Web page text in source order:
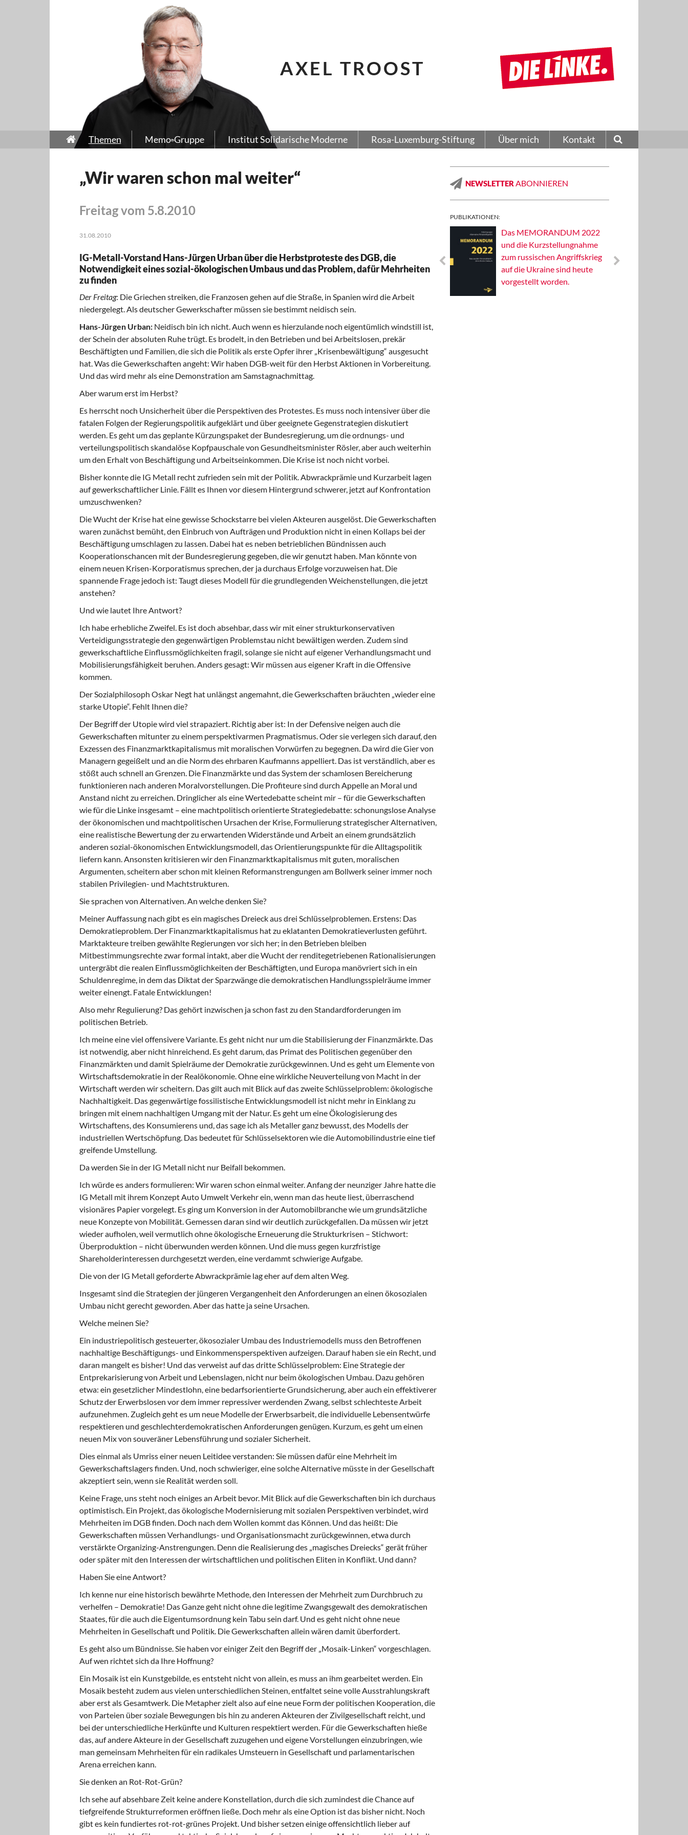
AXEL TROOST
Themen Memo-Gruppe Institut Solidarische Moderne Rosa-Luxemburg-Stiftung Über mich Kontakt
„Wir waren schon mal weiter“
Freitag vom 5.8.2010
31.08.2010
IG-Metall-Vorstand Hans-Jürgen Urban über die Herbstproteste des DGB, die
Notwendigkeit eines sozial-ökologischen Umbaus und das Problem, dafür Mehrheiten
zu finden
Der Freitag: Die Griechen streiken, die Franzosen gehen auf die Straße, in Spanien wird die Arbeit
niedergelegt. Als deutscher Gewerkschafter müssen sie bestimmt neidisch sein.
Hans-Jürgen Urban:Neidisch bin ich nicht. Auch wenn es hierzulande noch eigentümlich windstill ist,
der Schein der absoluten Ruhe trügt. Es brodelt, in den Betrieben und bei Arbeitslosen, prekär
Beschäftigten und Familien, die sich die Politik als erste Opfer ihrer „Krisenbewältigung“ ausgesucht
hat. Was die Gewerkschaften angeht: Wir haben DGB-weit für den Herbst Aktionen in Vorbereitung.
Und das wird mehr als eine Demonstration am Samstagnachmittag.
Aber warum erst im Herbst?
Es herrscht noch Unsicherheit über die Perspektiven des Protestes. Es muss noch intensiver über die
fatalen Folgen der Regierungspolitik aufgeklärt und über geeignete Gegenstrategien diskutiert
werden. Es geht um das geplante Kürzungspaket der Bundesregierung, um die ordnungs- und
verteilungspolitisch skandalöse Kopfpauschale von Gesundheitsminister Rösler, aber auch weiterhin
um den Erhalt von Beschäftigung und Arbeitseinkommen. Die Krise ist noch nicht vorbei.
Bisher konnte die IG Metall recht zufrieden sein mit der Politik. Abwrackprämie und Kurzarbeit lagen
auf gewerkschaftlicher Linie. Fällt es Ihnen vor diesem Hintergrund schwerer, jetzt auf Konfrontation
umzuschwenken?
Die Wucht der Krise hat eine gewisse Schockstarre bei vielen Akteuren ausgelöst. Die Gewerkschaften
waren zunächst bemüht, den Einbruch von Aufträgen und Produktion nicht in einen Kollaps bei der
Beschäftigung umschlagen zu lassen. Dabei hat es neben betrieblichen Bündnissen auch
Kooperationschancen mit der Bundesregierung gegeben, die wir genutzt haben. Man könnte von
einem neuen Krisen-Korporatismus sprechen, der ja durchaus Erfolge vorzuweisen hat. Die
spannende Frage jedoch ist: Taugt dieses Modell für die grundlegenden Weichenstellungen, die jetzt
anstehen?
Und wie lautet Ihre Antwort?
Ich habe erhebliche Zweifel. Es ist doch absehbar, dass wir mit einer strukturkonservativen
Verteidigungsstrategie den gegenwärtigen Problemstau nicht bewältigen werden. Zudem sind
gewerkschaftliche Einflussmöglichkeiten fragil, solange sie nicht auf eigener Verhandlungsmacht und
Mobilisierungsfähigkeit beruhen. Anders gesagt: Wir müssen aus eigener Kraft in die Offensive
kommen.
Der Sozialphilosoph Oskar Negt hat unlängst angemahnt, die Gewerkschaften bräuchten „wieder eine
starke Utopie“. Fehlt Ihnen die?
Der Begriff der Utopie wird viel strapaziert. Richtig aber ist: In der Defensive neigen auch die
Gewerkschaften mitunter zu einem per­spektivarmen Pragmatismus. Oder sie verlegen sich darauf, den
Exzessen des Finanzmarktkapitalismus mit moralischen Vorwürfen zu begegnen. Da wird die Gier von
Managern gegeißelt und an die Norm des ehrbaren Kaufmanns appelliert. Das ist verständlich, aber es
stößt auch schnell an Grenzen. Die Finanzmärkte und das System der schamlosen Bereicherung
funktionieren nach anderen Moralvorstellungen. Die Profiteure sind durch Appelle an Moral und
Anstand nicht zu erreichen. Dringlicher als eine Wertedebatte scheint mir – für die Gewerkschaften
wie für die Linke insgesamt – eine machtpolitisch orientierte Strategiedebatte: schonungslose Analyse
der ökonomischen und machtpolitischen Ursachen der Krise, Formulierung strategischer Alternativen,
eine realistische Bewertung der zu erwartenden Widerstände und Arbeit an einem grundsätzlich
anderen sozial-ökonomischen Entwicklungsmodell, das Orientierungspunkte für die Alltagspolitik
liefern kann. Ansonsten kritisieren wir den Finanzmarktkapitalismus mit guten, moralischen
Argumenten, scheitern aber schon mit kleinen Reformanstrengungen am Bollwerk seiner immer noch
stabilen Privilegien- und Machtstrukturen.
Sie sprachen von Alternativen. An welche denken Sie?
Meiner Auffassung nach gibt es ein magisches Dreieck aus drei Schlüsselproblemen. Erstens: Das
Demokratieproblem. Der Finanzmarktkapitalismus hat zu eklatanten Demokratieverlusten geführt.
Marktakteure treiben gewählte Regierungen vor sich her; in den Betrieben bleiben
Mitbestimmungsrechte zwar formal intakt, aber die Wucht der renditegetriebenen Rationalisierungen
untergräbt die realen Einflussmöglichkeiten der Beschäftigten, und Europa manövriert sich in ein
Schuldenregime, in dem das Diktat der Sparzwänge die demokratischen Handlungsspielräume immer
weiter einengt. Fatale Entwicklungen!
Also mehr Regulierung? Das gehört inzwischen ja schon fast zu den Standardforderungen im
politischen Betrieb.
Ich meine eine viel offensivere Variante. Es geht nicht nur um die Stabilisierung der Finanzmärkte. Das
ist notwendig, aber nicht hinreichend. Es geht darum, das Primat des Politischen gegenüber den
Finanzmärkten und damit Spielräume der Demokratie zurückgewinnen. Und es geht um Elemente von
Wirtschaftsdemokratie in der Realökonomie. Ohne eine wirkliche Neuverteilung von Macht in der
Wirtschaft werden wir scheitern. Das gilt auch mit Blick auf das zweite Schlüsselproblem: ökologische
Nachhaltigkeit. Das gegenwärtige fossilistische Entwicklungsmodell ist nicht mehr in Einklang zu
bringen mit einem nachhaltigen Umgang mit der Natur. Es geht um eine Ökologisierung des
Wirtschaftens, des Konsumierens und, das sage ich als Metaller ganz bewusst, des Modells der
industriellen Wertschöpfung. Das bedeutet für Schlüsselsektoren wie die Automobilindustrie eine tief
greifende Umstellung.
Da werden Sie in der IG Metall nicht nur Beifall bekommen.
Ich würde es anders formulieren: Wir waren schon einmal weiter. Anfang der neunziger Jahre hatte die
IG Metall mit ihrem Konzept Auto Umwelt Verkehr ein, wenn man das heute liest, überraschend
visionäres Papier vorgelegt. Es ging um Konversion in der Automobilbranche wie um grundsätzliche
neue Konzepte von Mobilität. Gemessen daran sind wir deutlich zurückgefallen. Da müssen wir jetzt
wieder aufholen, weil vermutlich ohne ökologische Erneuerung die Strukturkrisen – Stichwort:
Überproduktion – nicht überwunden werden können. Und die muss gegen kurzfristige
Shareholderinteressen durchgesetzt werden, eine verdammt schwierige Aufgabe.
Die von der IG Metall geforderte Abwrackprämie lag eher auf dem alten Weg.
Insgesamt sind die Strategien der jüngeren Vergangenheit den Anforderungen an einen ökosozialen
Umbau nicht gerecht geworden. Aber das hatte ja seine Ursachen.
Welche meinen Sie?
Ein industriepolitisch gesteuerter, ökosozialer Umbau des Industriemodells muss den Betroffenen
nachhaltige Beschäftigungs- und Einkommensperspektiven aufzeigen. Darauf haben sie ein Recht, und
daran mangelt es bisher! Und das verweist auf das dritte Schlüsselproblem: Eine Strategie der
Entprekarisierung von Arbeit und Lebenslagen, nicht nur beim ökologischen Umbau. Dazu gehören
etwa: ein gesetzlicher Mindestlohn, eine bedarfsorientierte Grundsicherung, aber auch ein effektiverer
Schutz der Erwerbslosen vor dem immer repressiver werdenden Zwang, selbst schlechteste Arbeit
aufzunehmen. Zugleich geht es um neue Modelle der Erwerbsarbeit, die individuelle Lebensentwürfe
respektieren und geschlechterdemokratischen Anforderungen genügen. Kurzum, es geht um einen
neuen Mix von souveräner Lebensführung und sozialer Sicherheit.
Dies einmal als Umriss einer neuen Leitidee verstanden: Sie müssen dafür eine Mehrheit im
Gewerkschaftslagers finden. Und, noch schwieriger, eine solche Alternative müsste in der Gesellschaft
akzeptiert sein, wenn sie Realität werden soll.
Keine Frage, uns steht noch einiges an Arbeit bevor. Mit Blick auf die Gewerkschaften bin ich durchaus
optimistisch. Ein Projekt, das ökologische Modernisierung mit sozialen Perspektiven verbindet, wird
Mehrheiten im DGB finden. Doch nach dem Wollen kommt das Können. Und das heißt: Die
Gewerkschaften müssen Verhandlungs- und Organisationsmacht zurückgewinnen, etwa durch
verstärkte Organizing-Anstrengungen. Denn die Realisierung des „magisches Dreiecks“ gerät früher
oder später mit den Interessen der wirtschaftlichen und politischen Eliten in Konflikt. Und dann?
Haben Sie eine Antwort?
Ich kenne nur eine historisch bewährte Methode, den Interessen der Mehrheit zum Durchbruch zu
verhelfen – Demokratie! Das Ganze geht nicht ohne die legitime Zwangsgewalt des demokratischen
Staates, für die auch die Eigentumsordnung kein Tabu sein darf. Und es geht nicht ohne neue
Mehrheiten in Gesellschaft und Politik. Die Gewerkschaften allein wären damit überfordert.
Es geht also um Bündnisse. Sie haben vor einiger Zeit den Begriff der „Mosaik-Linken“ vorgeschlagen.
Auf wen richtet sich da Ihre Hoffnung?
Ein Mosaik ist ein Kunstgebilde, es entsteht nicht von allein, es muss an ihm gearbeitet werden. Ein
Mosaik besteht zudem aus vielen unterschiedlichen Steinen, entfaltet seine volle Ausstrahlungskraft
aber erst als Gesamtwerk. Die Metapher zielt also auf eine neue Form der politischen Kooperation, die
von Parteien über soziale Bewegungen bis hin zu anderen Akteuren der Zivilgesellschaft reicht, und
bei der unterschiedliche Herkünfte und Kulturen respektiert werden. Für die Gewerkschaften hieße
das, auf andere Akteure in der Gesellschaft zuzugehen und eigene Vorstellungen einzubringen, wie
man gemeinsam Mehrheiten für ein radikales Umsteuern in Gesellschaft und parlamentarischen
Arena erreichen kann.
Sie denken an Rot-Rot-Grün?
Ich sehe auf absehbare Zeit keine andere Konstellation, durch die sich zumindest die Chance auf
tiefgreifende Strukturreformen eröffnen ließe. Doch mehr als eine Option ist das bisher nicht. Noch
gibt es kein fundiertes rot-rot-grünes Projekt. Und bisher setzen einige offensichtlich lieber auf
NEWSLETTER ABONNIEREN
PUBLIKATIONEN:
Das MEMORANDUM 2022
und die Kurzstellungnahme
zum russischen Angriffskrieg
auf die Ukraine sind heute
vorgestellt worden.